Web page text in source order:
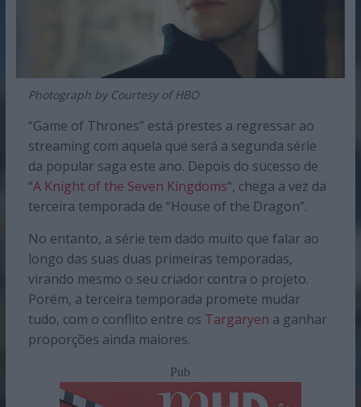
Photograph by Courtesy of HBO
“Game of Thrones” está prestes a regressar ao
streaming com aquela que será a segunda série
da popular saga este ano. Depois do sucesso de
“A Knight of the Seven Kingdoms“, chega a vez da
terceira temporada de “House of the Dragon”.
No entanto, a série tem dado muito que falar ao
longo das suas duas primeiras temporadas,
virando mesmo o seu criador contra o projeto.
Porém, a terceira temporada promete mudar
tudo, com o conflito entre os Targaryen a ganhar
proporções ainda maiores.
Pub